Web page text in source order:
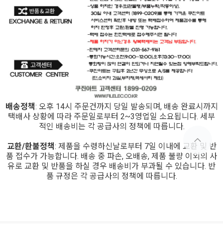
배송정책: 오후 14시 주문건까지 당일 발송되며, 배송 완료시까지
택배사 상황에 따라 주문일로부터 2~3영업일 소요됩니다. 세부
적인 배송비는 각 공급사의 정책에 따릅니다.
교환/환불정책: 제품을 수령하신날로부터 7일 이내에 교환 및 반
품 접수가 가능합니다. 배송 중 파손, 오배송, 제품 불량 이외의 사
유로 교환 및 반품을 하실 경우 배송비가 부과될 수 있습니다. 반
품 규정은 각 공급사의 정책에 따릅니다.